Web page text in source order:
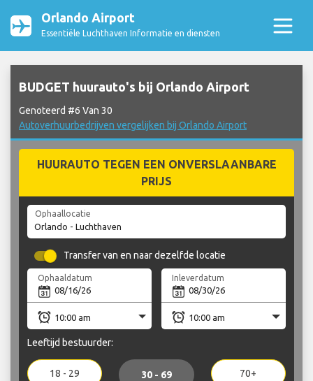
Orlando Airport
Essentiële Luchthaven Informatie en diensten
BUDGET huurauto's bij Orlando Airport
Genoteerd #6 Van 30
Autoverhuurbedrijven vergelijken bij Orlando Airport
HUURAUTO TEGEN EEN ONVERSLAANBARE
PRIJS
Ophaallocatie
Transfer van en naar dezelfde locatie
Ophaaldatum Inleverdatum
Leeftijd bestuurder:
18 - 29 30 - 69 70+